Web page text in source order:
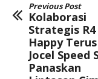
Previous Post
Kolaborasi
Strategis R4
Happy
Jocel Speed
Panaskan